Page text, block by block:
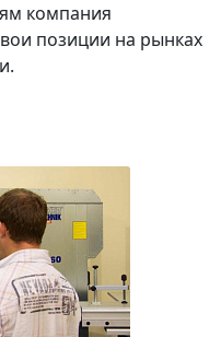
компания
позиции на рынках